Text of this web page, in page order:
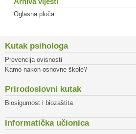
Oglasna ploča
Kutak psihologa
Prevencija ovisnosti
Kamo nakon osnovne škole?
Prirodoslovni kutak
Biosigurnost i biozaštita
Informatička učionica